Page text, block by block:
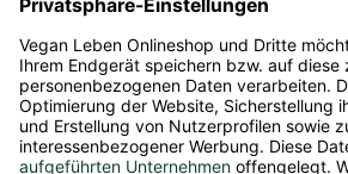
Lebensmittel
Drogerie
Weitere Kategorien